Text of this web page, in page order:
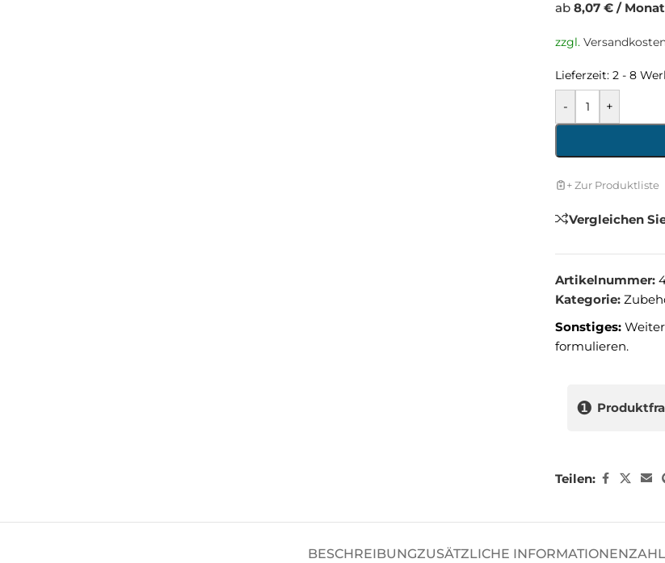
ab 8,07 € / Monat
zzgl.
Lieferzeit: 2 - 8
- +
+ Zur Produktliste
Vergleichen
Artikelnummer:
Kategorie:
Sonstiges:
formulieren.
❶
Teilen:
BESCHREIBUNGZUSÄTZLICHE INFORMATIONEN